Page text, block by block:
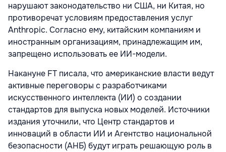
нарушают законодательство ни США, ни Китая, но
противоречат условиям предоставления услуг
Anthropic. Согласно ему, китайским компаниям и
иностранным организациям, принадлежащим им,
запрещено использовать ее ИИ-модели.
Накануне FT писала, что американские власти ведут
активные переговоры с разработчиками
искусственного интеллекта (ИИ) о создании
стандартов для выпуска новых моделей. Источники
издания уточнили, что Центр стандартов и
инноваций в области ИИ и Агентство национальной
безопасности (АНБ) будут играть решающую роль в